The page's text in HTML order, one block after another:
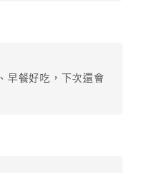
時，請注意！為避免飯
未提出申辦，視同無條
原訂飯店使用）
早餐好吃，下次還會